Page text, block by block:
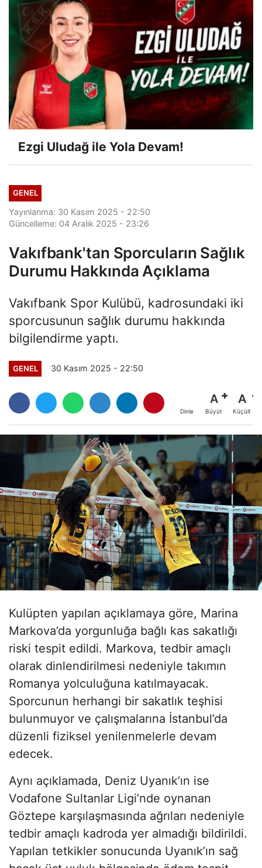
Ezgi Uludağ ile Yola Devam!
GENEL
Yayınlanma: 30 Kasım 2025 - 22:50
Güncelleme: 04 Aralık 2025 - 23:26
Vakıfbank'tan Sporcuların Sağlık
Durumu Hakkında Açıklama
Vakıfbank Spor Kulübü, kadrosundaki iki
sporcusunun sağlık durumu hakkında
bilgilendirme yaptı.
GENEL 30 Kasım 2025 - 22:50
Dinle
A
Büyüt
A
Küçült
Kulüpten yapılan açıklamaya göre, Marina
Markova’da yorgunluğa bağlı kas sakatlığı
riski tespit edildi. Markova, tedbir amaçlı
olarak dinlendirilmesi nedeniyle takımın
Romanya yolculuğuna katılmayacak.
Sporcunun herhangi bir sakatlık teşhisi
bulunmuyor ve çalışmalarına İstanbul’da
düzenli fiziksel yenilenmelerle devam
edecek.
Aynı açıklamada, Deniz Uyanık’ın ise
Vodafone Sultanlar Ligi’nde oynanan
Göztepe karşılaşmasında ağrıları nedeniyle
tedbir amaçlı kadroda yer almadığı bildirildi.
Yapılan tetkikler sonucunda Uyanık’ın sağ